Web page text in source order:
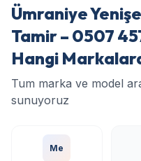
Ümraniye
Tamir – 0507
Hangi
Tum marka ve model
sunuyoruz
Me